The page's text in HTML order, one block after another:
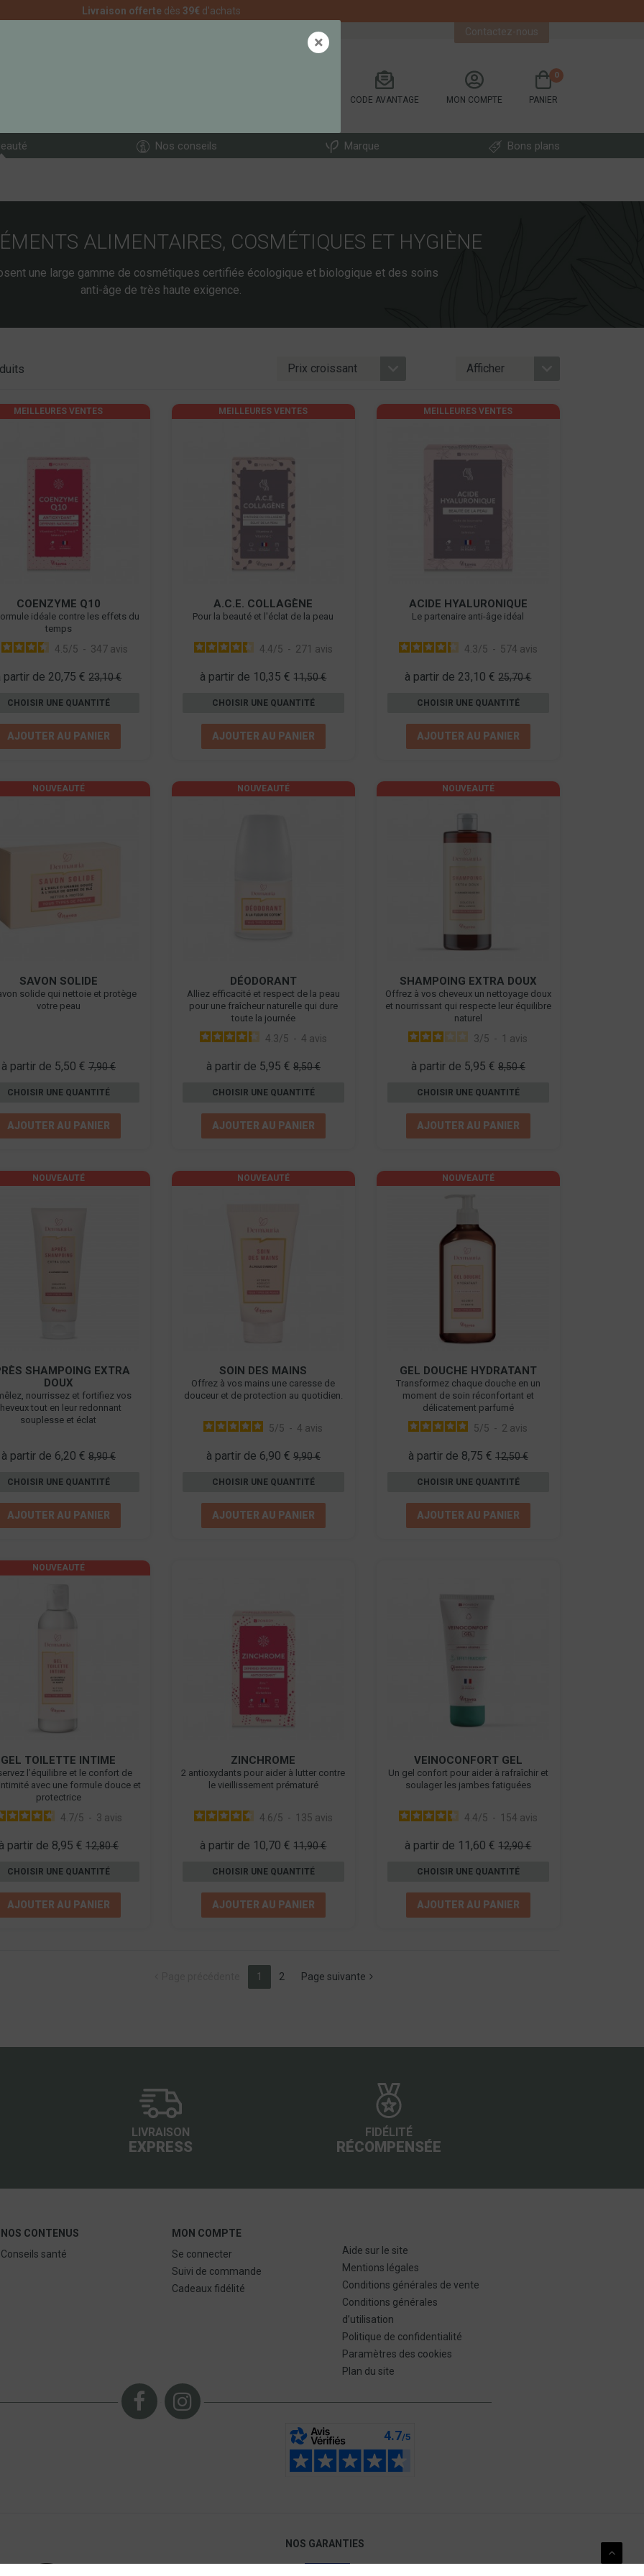
Livraison offerte dès 39€ d'achats
CODE AVANTAGE MON COMPTE PANIER
0
Nos conseils Marque Bons plans
Contactez-nous
ALIMENTAIRES, COSMÉTIQUES ET HYGIÈNE
une large gamme de cosmétiques certifiée écologique et biologique et des soins
anti-âge de très haute exigence.
MEILLEURES VENTES
COENZYME Q10
idéale contre les effets du
temps
4.5/5 - 347 avis
partir de 20,75 €23,10 €
CHOISIR UNE QUANTITÉ
AJOUTER AU PANIER
MEILLEURES VENTES
A.C.E. COLLAGÈNE
Pour la beauté et l'éclat de la peau
4.4/5 - 271 avis
à partir de 10,35 €11,50 €
CHOISIR UNE QUANTITÉ
AJOUTER AU PANIER
MEILLEURES VENTES
ACIDE HYALURONIQUE
Le partenaire anti-âge idéal
4.3/5 - 574 avis
à partir de 23,10 €25,70 €
CHOISIR UNE QUANTITÉ
AJOUTER AU PANIER
NOUVEAUTÉ
SAVON SOLIDE
solide qui nettoie et protège
votre peau
à partir de 5,50 € 7,90 €
CHOISIR UNE QUANTITÉ
AJOUTER AU PANIER
NOUVEAUTÉ
DÉODORANT
Alliez efficacité et respect de la peau
pour une fraîcheur naturelle qui dure
toute la journée
4.3/5 - 4 avis
à partir de 5,95 € 8,50 €
CHOISIR UNE QUANTITÉ
AJOUTER AU PANIER
NOUVEAUTÉ
SHAMPOING EXTRA DOUX
Offrez à vos cheveux un nettoyage doux
et nourrissant qui respecte leur équilibre
naturel
3/5 - 1 avis
à partir de 5,95 € 8,50 €
CHOISIR UNE QUANTITÉ
AJOUTER AU PANIER
NOUVEAUTÉ
SHAMPOING EXTRA
DOUX
nourrissez et fortifiez vos
tout en leur redonnant
souplesse et éclat
à partir de 6,20 € 8,90 €
CHOISIR UNE QUANTITÉ
AJOUTER AU PANIER
NOUVEAUTÉ
SOIN DES MAINS
Offrez à vos mains une caresse de
douceur et de protection au quotidien.
5/5 - 4 avis
à partir de 6,90 € 9,90 €
CHOISIR UNE QUANTITÉ
AJOUTER AU PANIER
NOUVEAUTÉ
GEL DOUCHE HYDRATANT
Transformez chaque douche en un
moment de soin réconfortant et
délicatement parfumé
5/5 - 2 avis
à partir de 8,75 € 12,50 €
CHOISIR UNE QUANTITÉ
AJOUTER AU PANIER
NOUVEAUTÉ
GEL TOILETTE INTIME
l’équilibre et le confort de
avec une formule douce et
protectrice
4.7/5 - 3 avis
partir de 8,95 € 12,80 €
CHOISIR UNE QUANTITÉ
AJOUTER AU PANIER
ZINCHROME
2 antioxydants pour aider à lutter contre
le vieillissement prématuré
4.6/5 - 135 avis
à partir de 10,70 €11,90 €
CHOISIR UNE QUANTITÉ
AJOUTER AU PANIER
VEINOCONFORT GEL
Un gel confort pour aider à rafraîchir et
soulager les jambes fatiguées
4.4/5 - 154 avis
à partir de 11,60 €12,90 €
CHOISIR UNE QUANTITÉ
AJOUTER AU PANIER
1 (current)
2 Page suivante
LIVRAISON
EXPRESS
FIDÉLITÉ
RÉCOMPENSÉE
NOS CONTENUS
Conseils santé
MON COMPTE
Se connecter
Suivi de commande
Cadeaux fidélité
Aide sur le site
Mentions légales
Conditions générales de vente
Conditions générales
d’utilisation
Politique de confidentialité
Paramètres des cookies
Plan du site
NOS GARANTIES
×